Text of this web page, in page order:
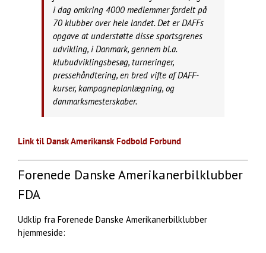
i dag omkring 4000 medlemmer fordelt på
70 klubber over hele landet. Det er DAFFs
opgave at understøtte disse sportsgrenes
udvikling, i Danmark, gennem bl.a.
klubudviklingsbesøg, turneringer,
pressehåndtering, en bred vifte af DAFF-
kurser, kampagneplanlægning, og
danmarksmesterskaber.
Link til Dansk Amerikansk Fodbold Forbund
Forenede Danske Amerikanerbilklubber
FDA
Udklip fra Forenede Danske Amerikanerbilklubber
hjemmeside: